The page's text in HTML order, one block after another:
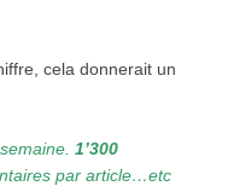
cela donnerait un
1’300
par article…etc